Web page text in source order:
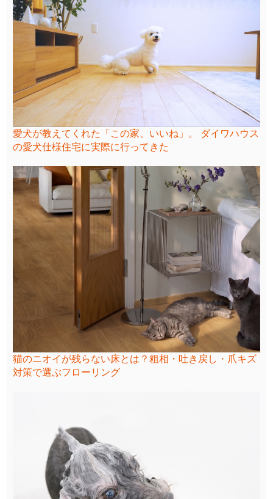
愛犬が教えてくれた「この家、いいね」。 ダイワハウス
の愛犬仕様住宅に実際に行ってきた
猫のニオイが残らない床とは？粗相・吐き戻し・爪キズ
対策で選ぶフローリング